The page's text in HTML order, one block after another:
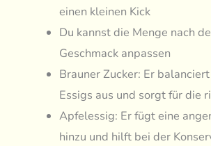
einen kleinen Kick
Du kannst die Menge nach
Geschmack anpassen
Brauner Zucker: Er
Essigs aus und sorgt für die
Apfelessig: Er fügt eine
hinzu und hilft bei der